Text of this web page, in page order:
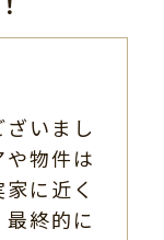
いまし
物件は
に近く
終的に